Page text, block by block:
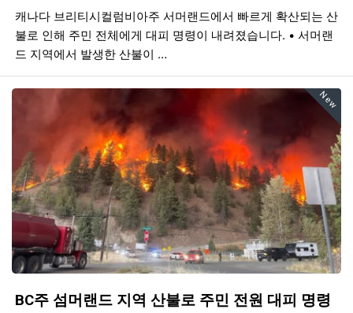
캐나다 브리티시컬럼비아주 서머랜드에서 빠르게 확산되는 산
불로 인해 주민 전체에게 대피 명령이 내려졌습니다. • 서머랜
드 지역에서 발생한 산불이 …
New
BC주 섬머랜드 지역 산불로 주민 전원 대피 명령